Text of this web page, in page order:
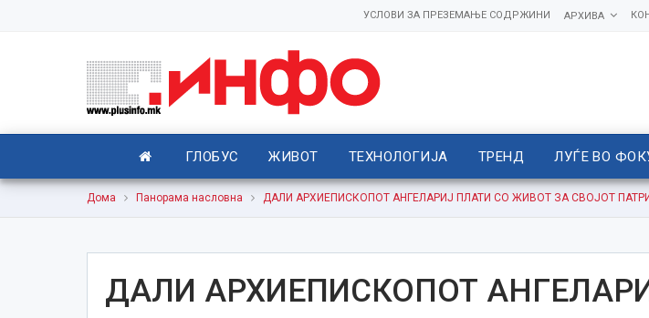
АРХИВА
УСЛОВИ ЗА ПРЕЗЕМАЊЕ СОДРЖИНИ
ГЛОБУС ЖИВОТ ТЕХНОЛОГИЈА ТРЕНД ЛУЃЕ ВО
Дома Панорама насловна ДАЛИ АРХИЕПИСКОПОТ АНГЕЛАРИЈ ПЛАТИ СО ЖИВОТ ЗА СВОЈОТ
ДАЛИ АРХИЕПИСКОПОТ